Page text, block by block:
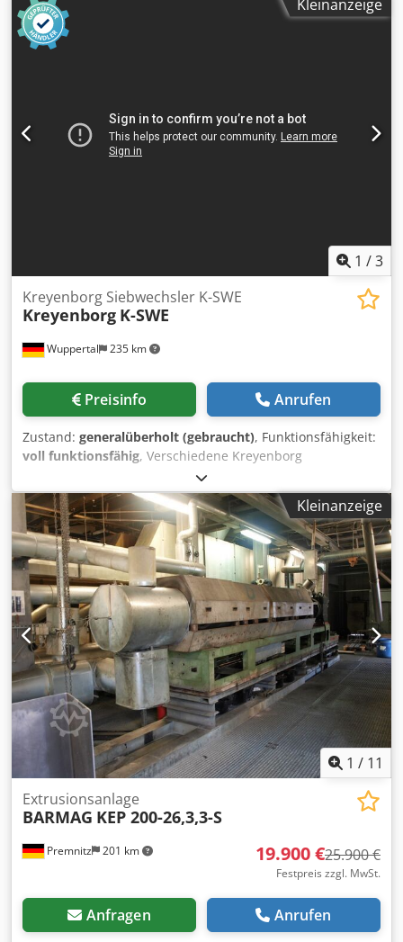
,Steuerung. Generalüeberholt ab Lager Wuppertal
verfuegbar, weitere Details auf Anfrage
Kleinanzeige
1 /3
Wuppertal 235 km
Kreyenborg Siebwechsler K-SWE
Kreyenborg K-SWE
Preisinfo Anrufen
Zustand: generalüberholt (gebraucht), Funktionsfähigkeit:
voll funktionsfähig, Verschiedene Kreyenborg
Doppelkolben Siebwechsler Codpfx Abjh Itl Sjrsrf -
Kontinuierlicher Siebwechsler - Rückspülfilter - Sofort
lieferbar, auf Wunsch auch mit Steuerung ,
Hydraulikaggregat. Bitte teilen Sie uns bei der Anfrage Ihre
Wunsch Kapazität sowie das Material mit damit wir Ihnen
den passenden Filter anbieten können.
Kleinanzeige
1 / 11
Premnitz 201 km
Extrusionsanlage
BARMAG KEP 200-26,3,3-S
19.900 €25.900 €
Festpreis zzgl. MwSt.
Anfragen Anrufen